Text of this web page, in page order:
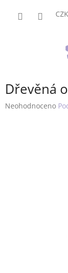
CZK
Dřevěná
Průměrné
Neohodnoceno